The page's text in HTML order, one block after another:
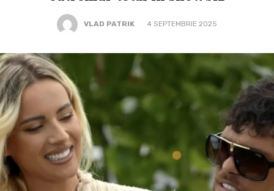
VLAD PATRIK 4 SEPTEMBRIE 2025